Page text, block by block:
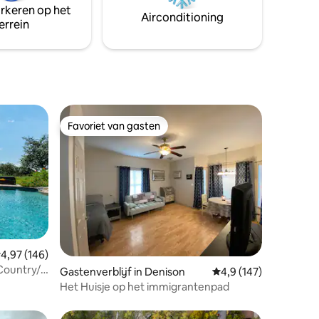
sterren
bed.
slaapbank voor twee personen. Minder
dan 10 minuten naar het centrum voor al
op het
Airconditioning
beoordeling van 4,97 op 5, 146 recensies
4,97 (146)
Favoriet van gasten
Favoriet van gasten
Gastenverblijf in Denison Gemiddelde
4,9 (147)
Het Huisje op het immigrantenpad